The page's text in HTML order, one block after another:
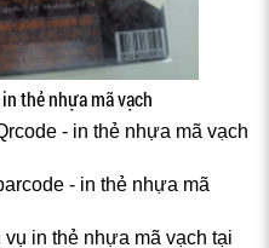
thẻ nhựa mã vạch
- in thẻ nhựa mã vạch
- in thẻ nhựa mã
in thẻ nhựa mã vạch tại